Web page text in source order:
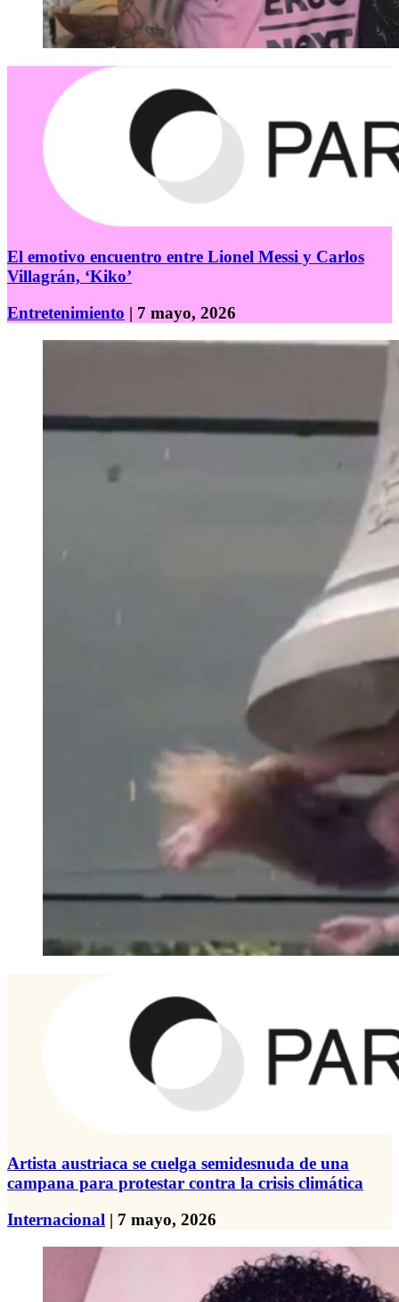
El emotivo encuentro entre Lionel Messi y Carlos
Villagrán, ‘Kiko’
Entretenimiento | 7 mayo, 2026
Artista austriaca se cuelga semidesnuda de una
campana para protestar contra la crisis climática
Internacional | 7 mayo, 2026